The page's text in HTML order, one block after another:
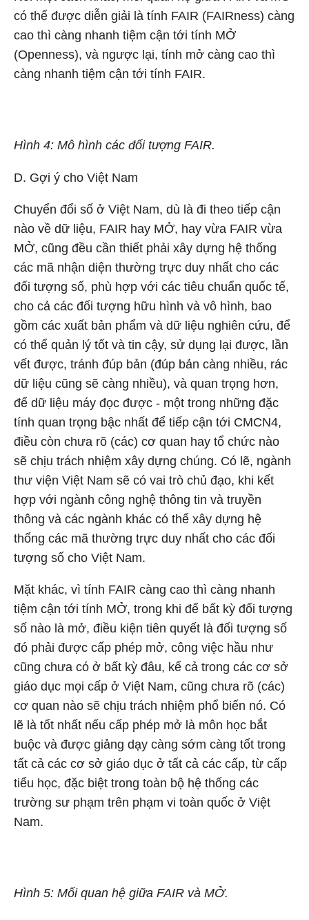
có thể được diễn giải là tính FAIR (FAIRness) càng
cao thì càng nhanh tiệm cận tới tính MỞ
(Openness), và ngược lại, tính mở càng cao thì
càng nhanh tiệm cận tới tính FAIR.
Hình 4: Mô hình các đối tượng FAIR.
D. Gợi ý cho Việt Nam
Chuyển đổi số ở Việt Nam, dù là đi theo tiếp cận
nào về dữ liệu, FAIR hay MỞ, hay vừa FAIR vừa
MỞ, cũng đều cần thiết phải xây dựng hệ thống
các mã nhận diện thường trực duy nhất cho các
đối tượng số, phù hợp với các tiêu chuẩn quốc tế,
cho cả các đối tượng hữu hình và vô hình, bao
gồm các xuất bản phẩm và dữ liệu nghiên cứu, để
có thể quản lý tốt và tin cậy, sử dụng lại được, lần
vết được, tránh đúp bản (đúp bản càng nhiều, rác
dữ liệu cũng sẽ càng nhiều), và quan trọng hơn,
để dữ liệu máy đọc được - một trong những đặc
tính quan trọng bậc nhất để tiếp cận tới CMCN4,
điều còn chưa rõ (các) cơ quan hay tổ chức nào
sẽ chịu trách nhiệm xây dựng chúng. Có lẽ, ngành
thư viện Việt Nam sẽ có vai trò chủ đạo, khi kết
hợp với ngành công nghệ thông tin và truyền
thông và các ngành khác có thể xây dựng hệ
thống các mã thường trực duy nhất cho các đối
tượng số cho Việt Nam.
Mặt khác, vì tính FAIR càng cao thì càng nhanh
tiệm cận tới tính MỞ, trong khi để bất kỳ đối tượng
số nào là mở, điều kiện tiên quyết là đối tượng số
đó phải được cấp phép mở, công việc hầu như
cũng chưa có ở bất kỳ đâu, kể cả trong các cơ sở
giáo dục mọi cấp ở Việt Nam, cũng chưa rõ (các)
cơ quan nào sẽ chịu trách nhiệm phổ biến nó. Có
lẽ là tốt nhất nếu cấp phép mở là môn học bắt
buộc và được giảng dạy càng sớm càng tốt trong
tất cả các cơ sở giáo dục ở tất cả các cấp, từ cấp
tiểu học, đặc biệt trong toàn bộ hệ thống các
trường sư phạm trên phạm vi toàn quốc ở Việt
Nam.
Hình 5: Mối quan hệ giữa FAIR và MỞ.